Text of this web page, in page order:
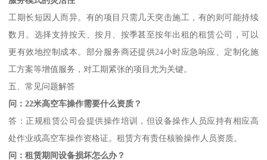
工期长短因人而异。有的项目只需几天突击施工，有的则可能持续
数月。选择支持按天、按月、按季甚至按年出租的租赁公司，可以
更有效地控制成本。部分服务商还提供24小时应急响应、定制化施
工方案等增值服务，对工期紧张的项目尤为关键。
五、常见问题解答
问：22米高空车操作需要什么资质？
答：正规租赁公司会提供操作培训，但设备操作人员应持有相应高
处作业或高空车操作资格证。租赁方有责任核验操作人员资质。
问：租赁期间设备损坏怎么办？